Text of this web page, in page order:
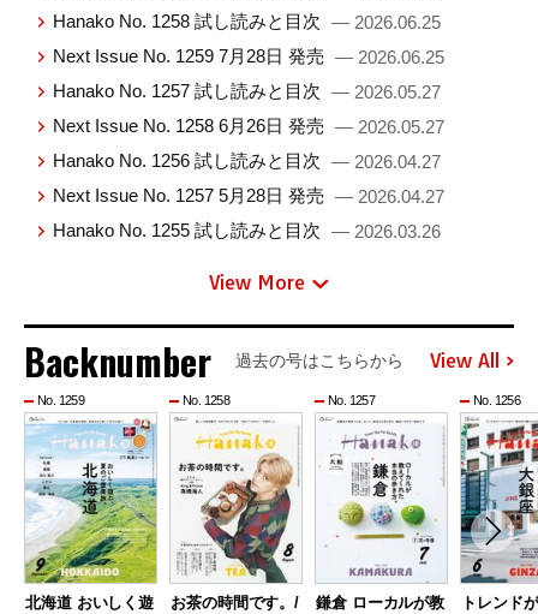
Hanako No. 1258 試し読みと目次 — 2026.06.25
Next Issue No. 1259 7月28日 発売 — 2026.06.25
Hanako No. 1257 試し読みと目次 — 2026.05.27
Next Issue No. 1258 6月26日 発売 — 2026.05.27
Hanako No. 1256 試し読みと目次 — 2026.04.27
Next Issue No. 1257 5月28日 発売 — 2026.04.27
Hanako No. 1255 試し読みと目次 — 2026.03.26
View More
Backnumber 過去の号はこちらから View All
No. 1259
北海道 おいしく遊
No. 1258
お茶の時間です。/
No. 1257
鎌倉 ローカルが教
No. 1256
トレンド